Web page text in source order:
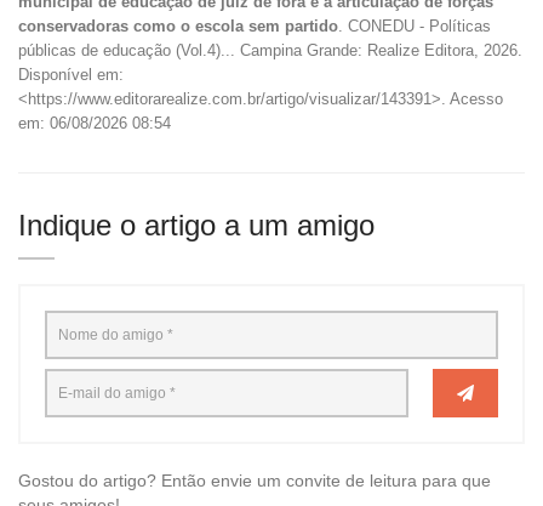
conservadoras como o escola sem partido . CONEDU - Políticas
públicas de educação (Vol.4)... Campina Grande: Realize Editora, 2026.
Disponível em:
<https://www.editorarealize.com.br/artigo/visualizar/143391>. Acesso
em: 06/08/2026 08:54
Indique o artigo a um amigo
Gostou do artigo? Então envie um convite de leitura para que